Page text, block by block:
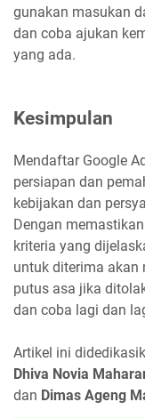
gunakan masukan
dan coba ajukan
yang ada.
Kesimpulan
Mendaftar Google
persiapan dan
kebijakan dan
Dengan
kriteria yang
untuk diterima akan
putus asa jika
dan coba lagi dan
Artikel ini
Dhiva Novia
dan Dimas Ageng